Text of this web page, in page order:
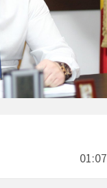
01:07